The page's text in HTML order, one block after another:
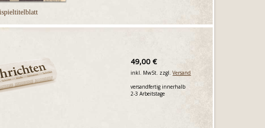
49,00 €
inkl. MwSt. zzgl.Versand
versandfertig innerhalb
2-3 Arbeitstage